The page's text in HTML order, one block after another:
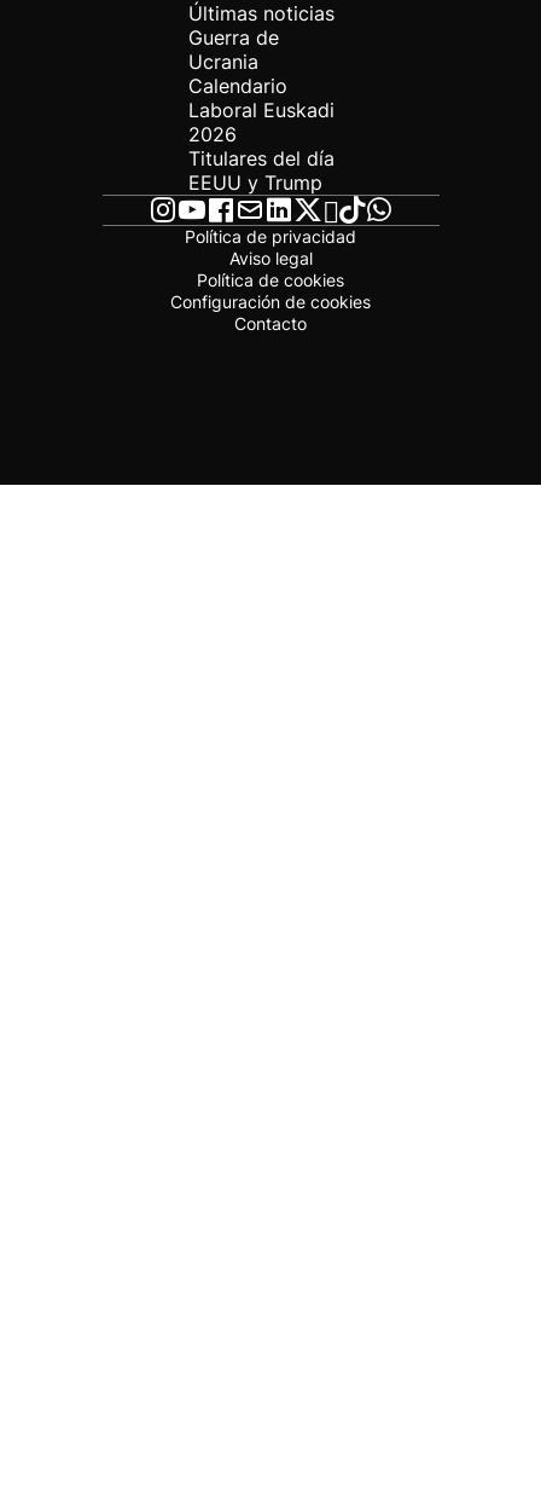
Últimas noticias
Guerra de
Ucrania
Calendario
Laboral Euskadi
2026
Titulares del día
EEUU y Trump
Política de privacidad
Aviso legal
Política de cookies
Configuración de cookies
Contacto